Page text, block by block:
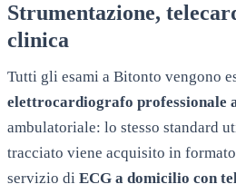
Strumentazione,
clinica
Tutti gli esami a Bitonto vengono
elettrocardiografo professionale
ambulatoriale: lo stesso standard
tracciato viene acquisito in
servizio di ECG a domicilio con